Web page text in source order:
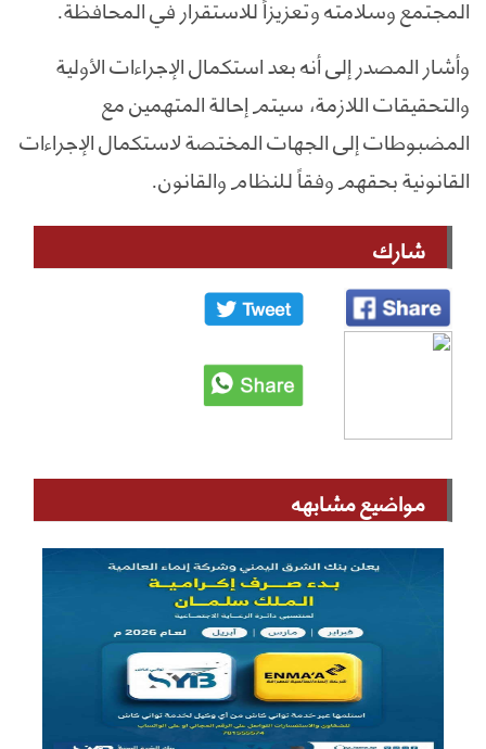
المجتمع وسلامته وتعزيزاً للاستقرار في المحافظة.
وأشار المصدر إلى أنه بعد استكمال الإجراءات الأولية
والتحقيقات اللازمة، سيتم إحالة المتهمين مع
المضبوطات إلى الجهات المختصة لاستكمال الإجراءات
القانونية بحقهم وفقاً للنظام والقانون.
شارك
مواضيع مشابهه